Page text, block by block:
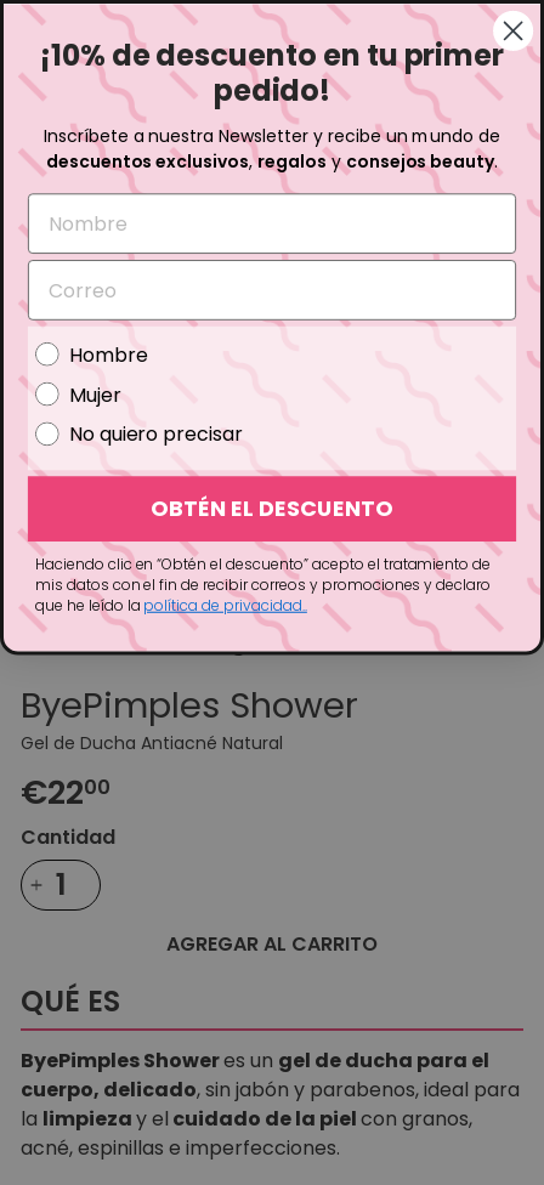
Ir
directamente
contenido
Pausar
presentación
Envío gratuito en pedidos superiores a 35€
c
i
o
B
u
q
-
p
a
Buscar
Buscar
Home Cremas y tratamientos para los granos corporales
ByePimples Shower
Gel de Ducha Antiacné Natural
Precio
habitual
€2200
Cantidad
AGREGAR AL CARRITO
QUÉ ES
ByePimples Showeres un gel de ducha para el
cuerpo, delicado, sin jabón y parabenos, ideal para
la limpiezayel cuidado de la pielcon granos,
acné, espinillas e imperfecciones.
¡10% de descuento en tu primer
pedido!
Inscríbete a nuestra Newsletter y recibe un mundo de
descuentos exclusivos,regalosyconsejos beauty.
GenderHombre
Mujer
No quiero precisar
OBTÉN EL DESCUENTO
Haciendo clic en “Obtén el descuento” acepto el tratamiento de
mis datos con el fin de recibir correos y promociones y declaro
que he leído la política de privacidad..